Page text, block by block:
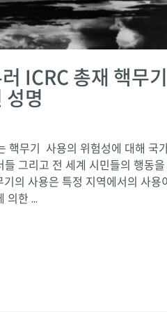
ICRC 총재 핵무기
성명
핵무기 사용의 위험성에 대해 국
들 그리고 전 세계 시민들의 행동을
기의 사용은 특정 지역에서의 사용
의한 ...